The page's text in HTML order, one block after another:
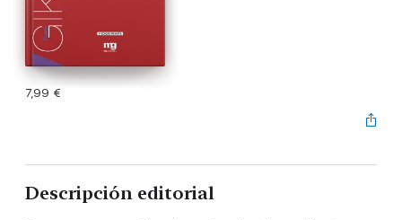
7,99 €
Descripción editorial